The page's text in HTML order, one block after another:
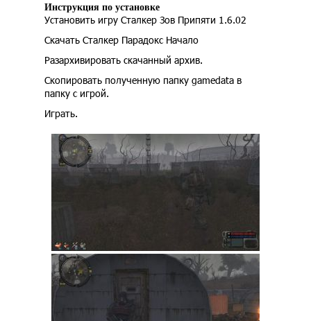
Инструкция по установке
Установить игру Сталкер Зов Припяти 1.6.02
Скачать Сталкер Парадокс Начало
Разархивировать скачанный архив.
Cкопировать полученную папку gamedata в
папку с игрой.
Играть.